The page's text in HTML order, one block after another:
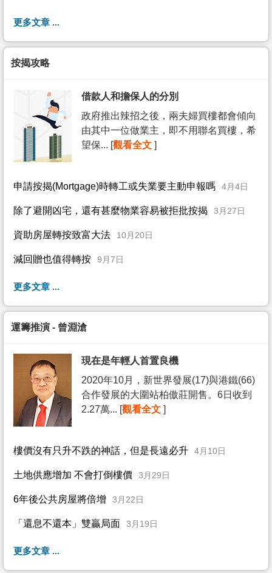
更多文章 ...
按揭攻略
借款人和擔保人的分別
政府推出辣招之後，兩夫婦買樓都會傾向
由其中一位做業主，即不用聯名買樓，希
望保... [觀看全文 ]
申請按揭(Mortgage)時轉工或失業要主動申報嗎 4月4日
除了避開凶宅，還有甚麼物業容易被拒批按揭 3月27日
資助房屋轉按致富大法 10月20日
減回贈也值得轉按 9月7日
更多文章 ...
運籌推演 - 曾淵滄
現在是年輕人首置良機
2020年10月，新世界發展(17)與港鐵(66)
合作發展的大圍站柏傲莊開售。6日收到
2.27萬... [觀看全文 ]
樓價沒有只升不跌的神話，但是長遠必升 4月10日
土地供應增加 不會打倒樓價 3月29日
6年後公共房屋將倍增 3月22日
「還息不還本」雙贏局面 3月19日
更多文章 ...